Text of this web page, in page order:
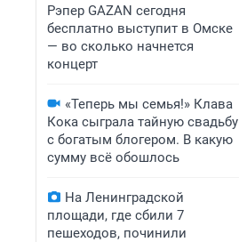
Рэпер GAZAN сегодня
бесплатно выступит в Омске
— во сколько начнется
концерт
«Теперь мы семья!» Клава
Кока сыграла тайную свадьбу
с богатым блогером. В какую
сумму всё обошлось
На Ленинградской
площади, где сбили 7
пешеходов, починили